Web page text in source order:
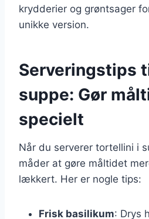
krydderier og grøntsager
unikke version.
Serveringstips
suppe: Gør
specielt
Når du serverer tortellini i
måder at gøre måltidet
lækkert. Her er nogle tips:
Frisk basilikum: Drys